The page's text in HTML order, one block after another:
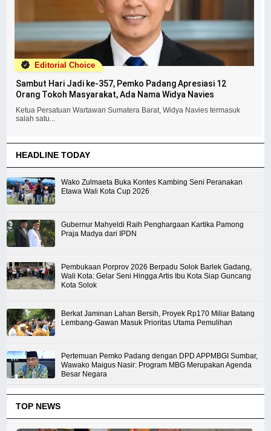
Editorial Choice
Sambut Hari Jadi ke-357, Pemko Padang Apresiasi 12
Orang Tokoh Masyarakat, Ada Nama Widya Navies
Ketua Persatuan Wartawan Sumatera Barat, Widya Navies termasuk
salah satu...
HEADLINE TODAY
Wako Zulmaeta Buka Kontes Kambing Seni Peranakan
Etawa Wali Kota Cup 2026
Gubernur Mahyeldi Raih Penghargaan Kartika Pamong
Praja Madya dari IPDN
Pembukaan Porprov 2026 Berpadu Solok Barlek Gadang,
Wali Kota: Gelar Seni Hingga Artis Ibu Kota Siap Guncang
Kota Solok
Berkat Jaminan Lahan Bersih, Proyek Rp170 Miliar Batang
Lembang-Gawan Masuk Prioritas Utama Pemulihan
Pertemuan Pemko Padang dengan DPD APPMBGI Sumbar,
Wawako Maigus Nasir: Program MBG Merupakan Agenda
Besar Negara
TOP NEWS